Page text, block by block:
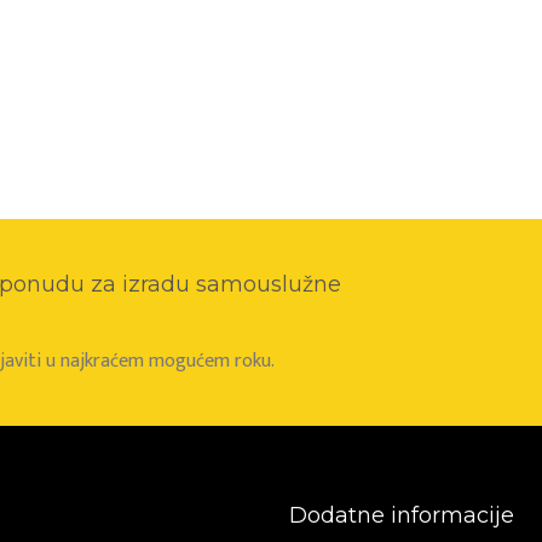
za izradu samouslužne
u najkraćem mogućem roku.
Dodatne informacije